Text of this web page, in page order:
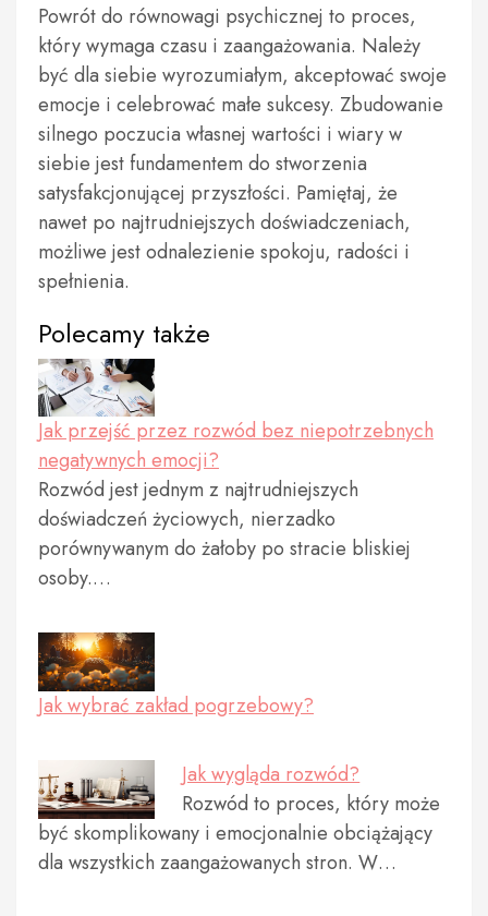
Powrót do równowagi psychicznej to proces,
który wymaga czasu i zaangażowania. Należy
być dla siebie wyrozumiałym, akceptować swoje
emocje i celebrować małe sukcesy. Zbudowanie
silnego poczucia własnej wartości i wiary w
siebie jest fundamentem do stworzenia
satysfakcjonującej przyszłości. Pamiętaj, że
nawet po najtrudniejszych doświadczeniach,
możliwe jest odnalezienie spokoju, radości i
spełnienia.
Polecamy także
Jak przejść przez rozwód bez niepotrzebnych
negatywnych emocji?
Rozwód jest jednym z najtrudniejszych
doświadczeń życiowych, nierzadko
porównywanym do żałoby po stracie bliskiej
osoby.…
Jak wybrać zakład pogrzebowy?
Jak wygląda rozwód?
Rozwód to proces, który może
być skomplikowany i emocjonalnie obciążający
dla wszystkich zaangażowanych stron. W…